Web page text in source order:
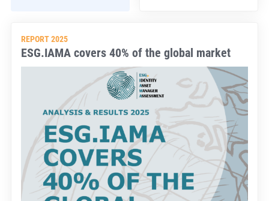
REPORT 2025
ESG.IAMA covers 40% of the global market